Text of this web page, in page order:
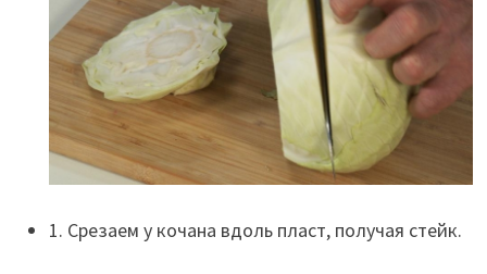
1. Срезаем у кочана вдоль пласт, получая стейк.